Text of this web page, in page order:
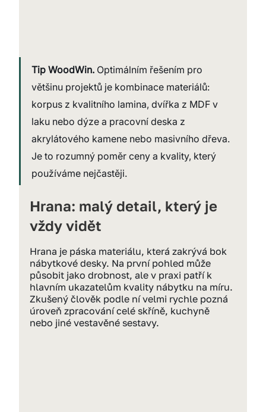
Tip WoodWin. Optimálním řešením pro
většinu projektů je kombinace materiálů:
korpus z kvalitního lamina, dvířka z MDF v
laku nebo dýze a pracovní deska z
akrylátového kamene nebo masivního dřeva.
Je to rozumný poměr ceny a kvality, který
používáme nejčastěji.
Hrana: malý detail, který je
vždy vidět
Hrana je páska materiálu, která zakrývá bok
nábytkové desky. Na první pohled může
působit jako drobnost, ale v praxi patří k
hlavním ukazatelům kvality nábytku na míru.
Zkušený člověk podle ní velmi rychle pozná
úroveň zpracování celé skříně, kuchyně
nebo jiné vestavěné sestavy.